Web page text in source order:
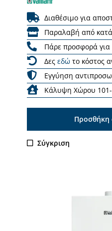
Διαθέσιμο για
Παραλαβή από
Πάρε προσφορά για
Δες εδώ το κόστος
Εγγύηση
Κάλυψη Χώρου 101-
Προσθήκη
Σύγκριση